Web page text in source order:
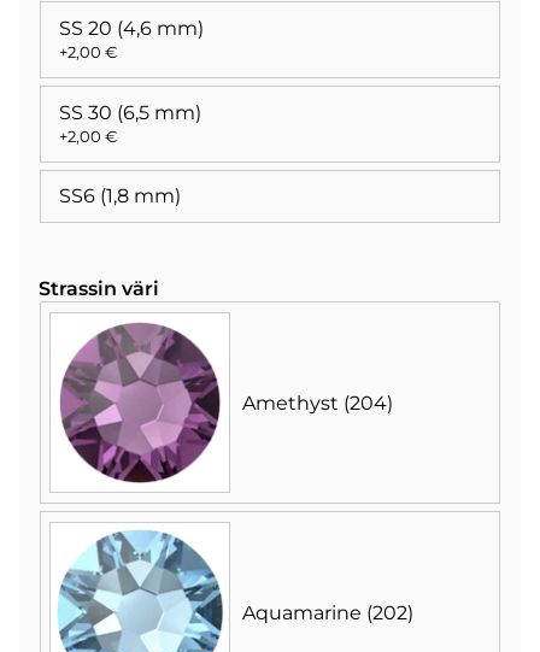
SS 20 (4,6 mm)
+2,00 €
SS 30 (6,5 mm)
+2,00 €
SS6 (1,8 mm)
Strassin väri
Amethyst (204)
Aquamarine (202)